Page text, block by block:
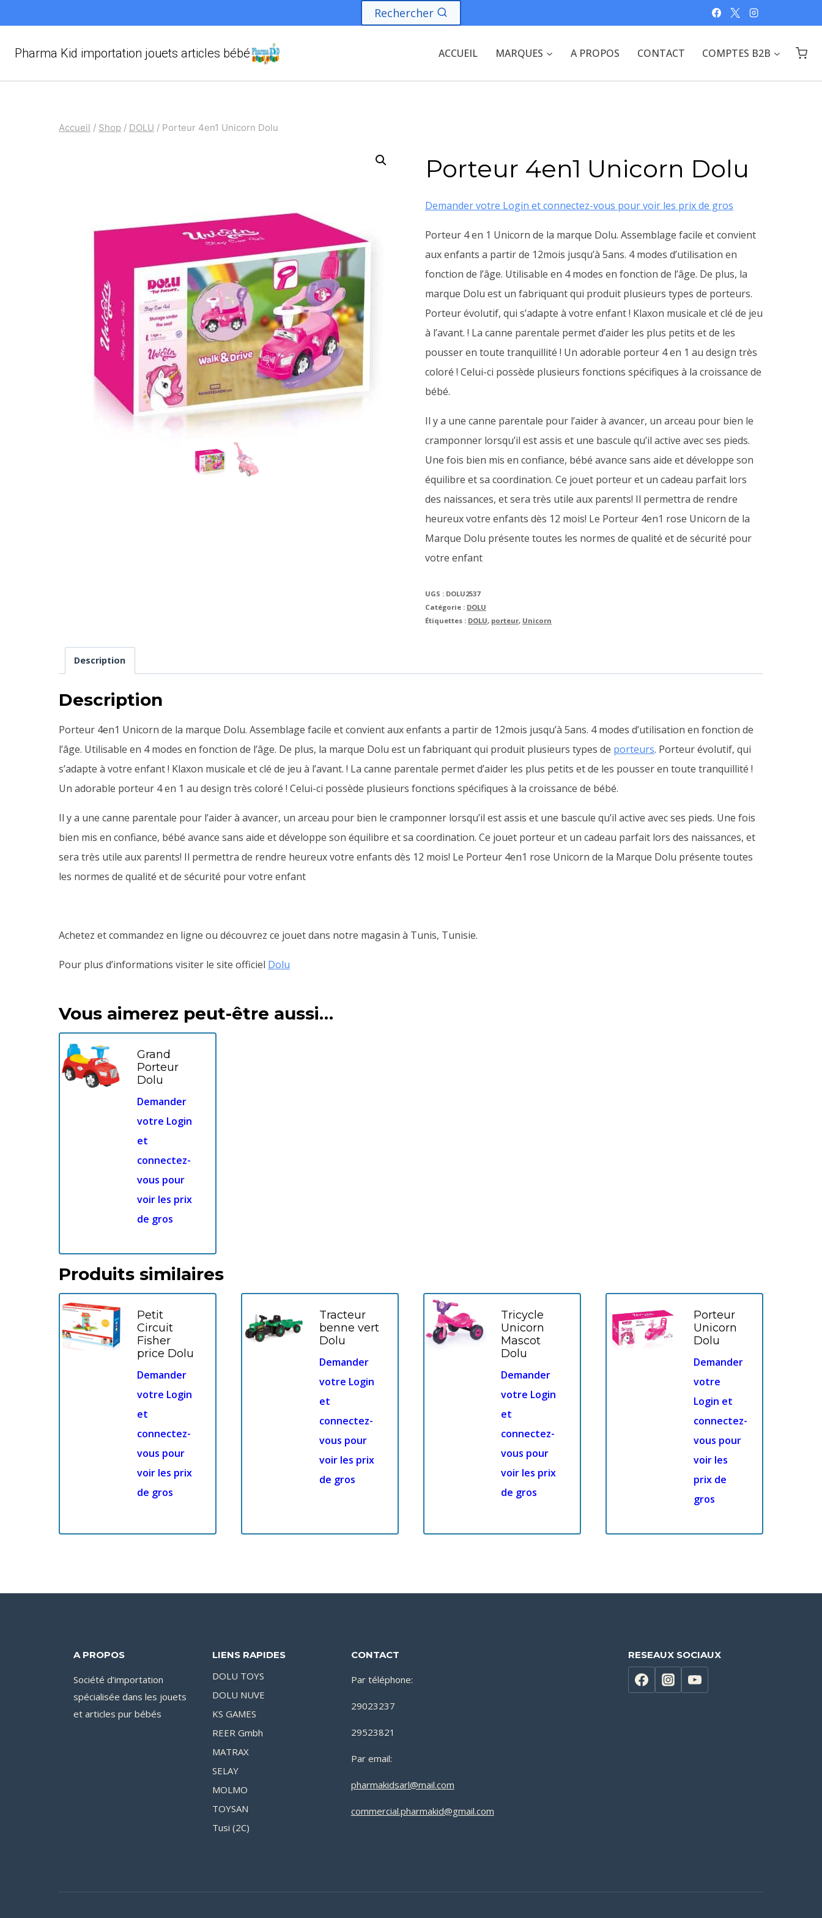
au
contenu
Rechercher
Pharma Kid importation jouets articles bébé ACCUEIL MARQUES A PROPOS CONTACT COMPTES B2B
Accueil / Shop / DOLU / Porteur 4en1 Unicorn Dolu
Porteur 4en1 Unicorn Dolu
Demander votre Login et connectez-vous pour voir les prix de gros
Porteur 4 en 1 Unicorn de la marque Dolu. Assemblage facile et convient
aux enfants a partir de 12mois jusqu’à 5ans. 4 modes d’utilisation en
fonction de l’âge. Utilisable en 4 modes en fonction de l’âge. De plus, la
marque Dolu est un fabriquant qui produit plusieurs types de porteurs.
Porteur évolutif, qui s’adapte à votre enfant ! Klaxon musicale et clé de jeu
à l’avant. ! La canne parentale permet d’aider les plus petits et de les
pousser en toute tranquillité ! Un adorable porteur 4 en 1 au design très
coloré ! Celui-ci possède plusieurs fonctions spécifiques à la croissance de
bébé.
Il y a une canne parentale pour l’aider à avancer, un arceau pour bien le
cramponner lorsqu’il est assis et une bascule qu’il active avec ses pieds.
Une fois bien mis en confiance, bébé avance sans aide et développe son
équilibre et sa coordination. Ce jouet porteur et un cadeau parfait lors
des naissances, et sera très utile aux parents! Il permettra de rendre
heureux votre enfants dès 12 mois! Le Porteur 4en1 rose Unicorn de la
Marque Dolu présente toutes les normes de qualité et de sécurité pour
votre enfant
UGS : DOLU2537
Catégorie : DOLU
Étiquettes : DOLU, porteur, Unicorn
Description
Description
Porteur 4en1 Unicorn de la marque Dolu. Assemblage facile et convient aux enfants a partir de 12mois jusqu’à 5ans. 4 modes d’utilisation en fonction de
l’âge. Utilisable en 4 modes en fonction de l’âge. De plus, la marque Dolu est un fabriquant qui produit plusieurs types de porteurs. Porteur évolutif, qui
s’adapte à votre enfant ! Klaxon musicale et clé de jeu à l’avant. ! La canne parentale permet d’aider les plus petits et de les pousser en toute tranquillité !
Un adorable porteur 4 en 1 au design très coloré ! Celui-ci possède plusieurs fonctions spécifiques à la croissance de bébé.
Il y a une canne parentale pour l’aider à avancer, un arceau pour bien le cramponner lorsqu’il est assis et une bascule qu’il active avec ses pieds. Une fois
bien mis en confiance, bébé avance sans aide et développe son équilibre et sa coordination. Ce jouet porteur et un cadeau parfait lors des naissances, et
sera très utile aux parents! Il permettra de rendre heureux votre enfants dès 12 mois! Le Porteur 4en1 rose Unicorn de la Marque Dolu présente toutes
les normes de qualité et de sécurité pour votre enfant
Achetez et commandez en ligne ou découvrez ce jouet dans notre magasin à Tunis, Tunisie.
Pour plus d’informations visiter le site officiel Dolu
Vous aimerez peut-être aussi…
Grand
Porteur
Dolu
Demander
votre Login
et
connectez-
vous pour
voir les prix
de gros
Produits similaires
Petit
Circuit
Fisher
price Dolu
Demander
votre Login
et
connectez-
vous pour
voir les prix
de gros
Tracteur
benne vert
Dolu
Demander
votre Login
et
connectez-
vous pour
voir les prix
de gros
Tricycle
Unicorn
Mascot
Dolu
Demander
votre Login
et
connectez-
vous pour
voir les prix
de gros
Porteur
Unicorn
Dolu
Demander
votre
Login et
connectez-
vous pour
voir les
prix de
gros
A PROPOS
Société d’importation
spécialisée dans les jouets
et articles pur bébés
LIENS RAPIDES
DOLU TOYS
DOLU NUVE
KS GAMES
REER Gmbh
MATRAX
SELAY
MOLMO
TOYSAN
Tusi (2C)
CONTACT
Par téléphone:
29023237
29523821
Par email:
pharmakidsarl@mail.com
commercial.pharmakid@gmail.com
RESEAUX SOCIAUX